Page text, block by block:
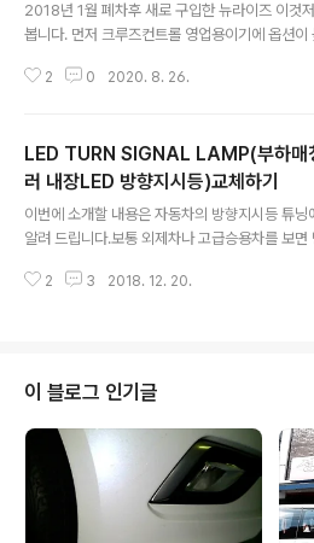
2018년 1월 폐차후 새로 구입한 뉴라이즈 이것
봅니다. 먼저 크루즈컨트롤 영업용이기에 옵션이
sonata작업 하고 비슷합니다. 아마도 D컷 스티어
97 2018-02-19
2 0 2020. 8. 26.
LED TURN SIGNAL LAMP(부하매
러 내장LED 방향지시등)교체하기
이번에 소개할 내용은 자동차의 방향지시등 튜닝
알려 드립니다.보통 외제차나 고급승용차를 보면
것을 볼 수 있습니다. 일반적으로 교환할 경우 1:1
상을 주거나 아니면 주변에 여러 제품을 사용해 보
이번에 소개해 드릴 제품을 추천해 드립니다.열도
많이 안나고 부하매칭도 포함되어 있으며 나름 저
구매할 수 있으며최대 장점은 내구성이 튼튼하다
다. 생김새는 위 사진처럼 135개의 면발광 LED
어 밝기도 밝으며 열을 분산해 열 또한 덜한..
2 3 2018. 12. 20.
이 블로그 인기글